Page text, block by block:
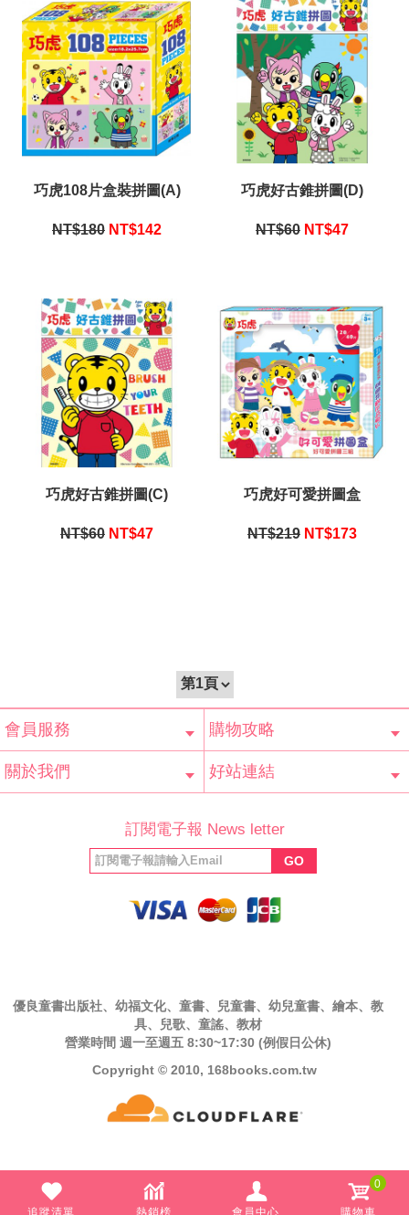
追蹤清單 熱銷榜 會員中心
0
購物車
巧虎108片盒裝拼圖(A)
NT$180 NT$142
巧虎好古錐拼圖(D)
NT$60 NT$47
巧虎好古錐拼圖(C)
NT$60 NT$47
巧虎好可愛拼圖盒
NT$219 NT$173
會員服務
會員辨法
客服信箱
隱私條款
網站導覽
購物攻略
常見問題
購物說明
訂單查詢
關於我們 好站連結
福利協會
絲專頁
訂閱電子報 News letter
GO
優良童書出版社、幼福文化、童書、兒童書、幼兒童書、繪本、教
具、兒歌、童謠、教材
營業時間 週一至週五 8:30~17:30 (例假日公休)
Copyright © 2010, 168books.com.tw